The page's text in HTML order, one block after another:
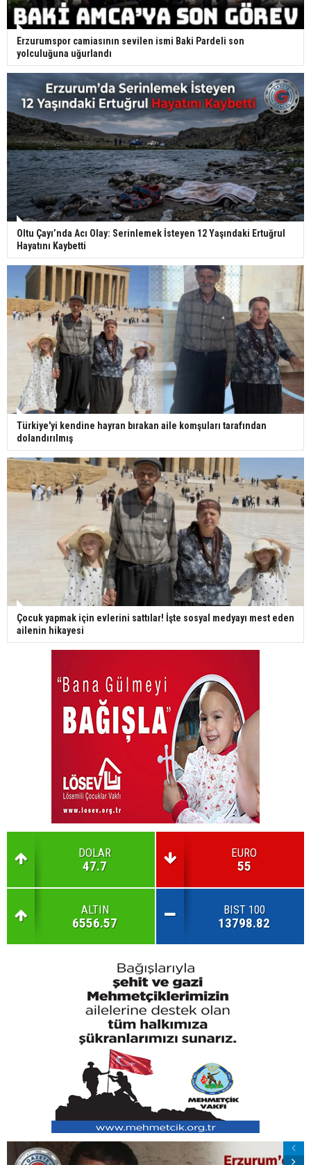
Erzurumspor camiasının sevilen ismi Baki Pardeli son
yolculuğuna uğurlandı
Oltu Çayı’nda Acı Olay: Serinlemek İsteyen 12 Yaşındaki Ertuğrul
Hayatını Kaybetti
Türkiye'yi kendine hayran bırakan aile komşuları tarafından
dolandırılmış
Çocuk yapmak için evlerini sattılar! İşte sosyal medyayı mest eden
ailenin hikayesi
DOLAR
47.7
EURO
55
ALTIN
6556.57
BIST 100
13798.82